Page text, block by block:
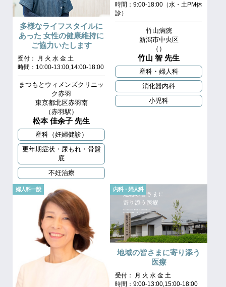
多様なライフスタイルに
あった 女性の健康維持に
ご協力いたします
受付： 月 火 水 金 土
時間：10:00-13:00,14:00-18:00
まつもとウィメンズクリニッ
ク赤羽
東京都北区赤羽南
（赤羽駅）
松本 佳余子 先生
産科（妊婦健診）
更年期症状・尿もれ・骨盤
底
不妊治療
時間：9:00-18:00（水・土PM休
診）
竹山病院
新潟市中央区
（）
竹山 智 先生
産科・婦人科
消化器内科
小児科
婦人科一般 内科・婦人科
地域の皆さまに寄り添う
医療
受付： 月 火 水 金 土
時間：9:00-13:00,15:00-18:00